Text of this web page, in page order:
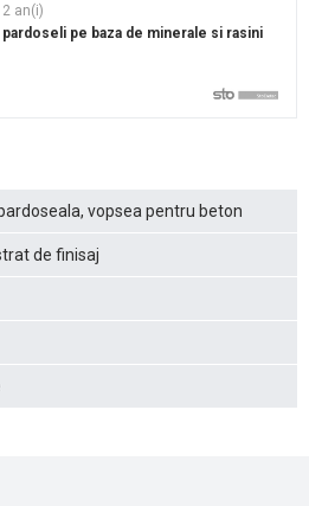
2 an(i)
pe baza de minerale si rasini
vopsea pentru beton
de finisaj